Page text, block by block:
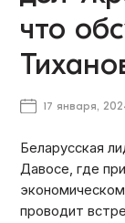
что
17 января,
Беларусская
Давосе, где
проводит